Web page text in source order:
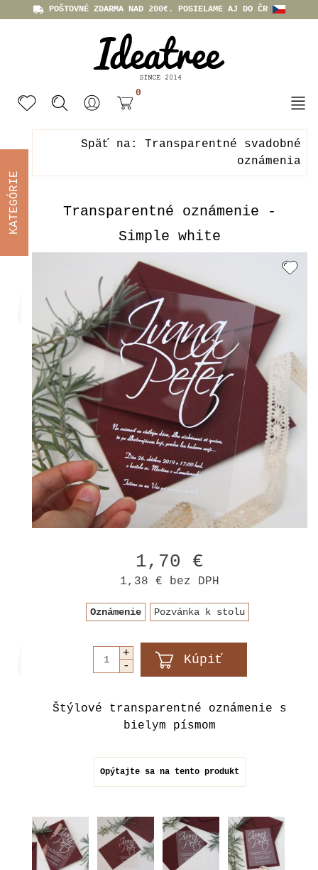
POŠTOVNÉ ZDARMA NAD 200€. POSIELAME AJ DO ČR
0
Späť na: Transparentné svadobné
oznámenia
Transparentné oznámenie -
Simple white
1,70 €
1,38 € bez DPH
Oznámenie Pozvánka k stolu
Štýlové transparentné oznámenie s
bielym písmom
Opýtajte sa na tento produkt
KATEGÓRIE